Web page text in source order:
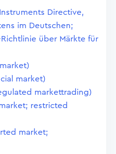
Directive,
im Deutschen;
über Märkte für
market)
markettrading)
restricted
market;